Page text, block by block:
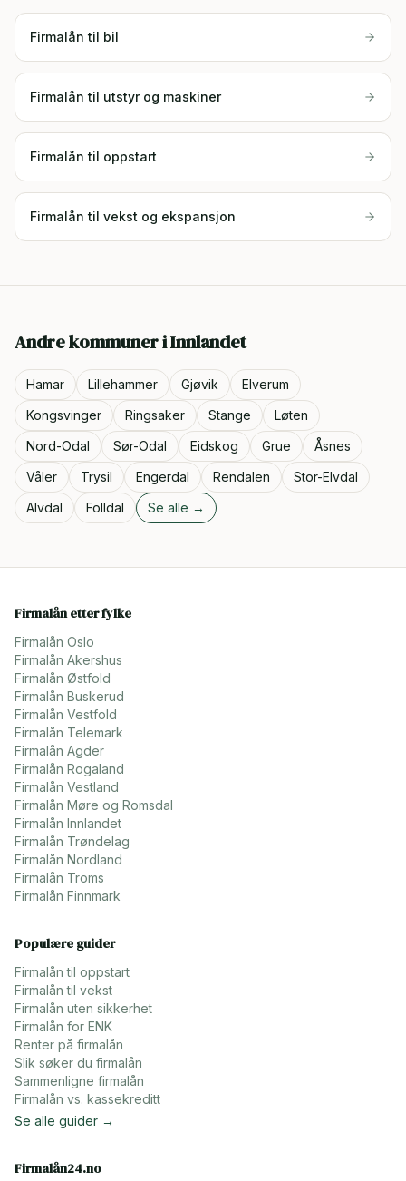
Firmalån til bil
Firmalån til utstyr og maskiner
Firmalån til oppstart
Firmalån til vekst og ekspansjon
Andre kommuner iInnlandet
Hamar Lillehammer Gjøvik
Elverum
Kongsvinger
Ringsaker Stange
Løten
Nord-Odal
Sør-Odal Eidskog Grue
Åsnes
Våler
Trysil Engerdal Rendalen
Stor-Elvdal
Alvdal
Folldal Se alle →
Firmalån etter fylke
Firmalån Oslo
Firmalån Akershus
Firmalån Østfold
Firmalån Buskerud
Firmalån Vestfold
Firmalån Telemark
Firmalån Agder
Firmalån Rogaland
Firmalån Vestland
Firmalån Møre og Romsdal
Firmalån Innlandet
Firmalån Trøndelag
Firmalån Nordland
Firmalån Troms
Firmalån Finnmark
Populære guider
Firmalån til oppstart
Firmalån til vekst
Firmalån uten sikkerhet
Firmalån for ENK
Renter på firmalån
Slik søker du firmalån
Sammenligne firmalån
Firmalån vs. kassekreditt
Se alle guider →
Firmalån24.no